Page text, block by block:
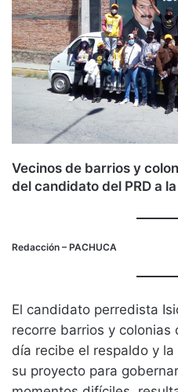
Vecinos de barrios y
del candidato del PRD a
Redacción – PACHUCA
El candidato perredista
recorre barrios y
día recibe el respaldo y
su proyecto para